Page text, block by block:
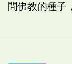
間佛教的種子